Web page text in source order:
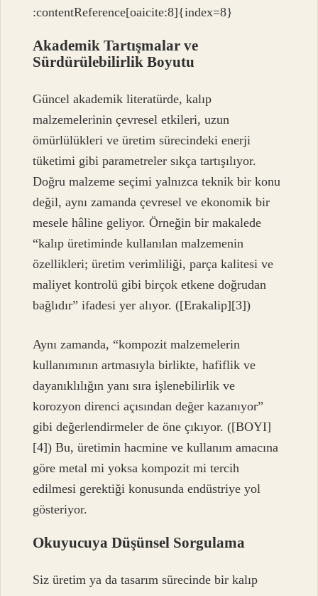
:contentReference[oaicite:8]{index=8}
Akademik Tartışmalar ve
Sürdürülebilirlik Boyutu
Güncel akademik literatürde, kalıp
malzemelerinin çevresel etkileri, uzun
ömürlülükleri ve üretim sürecindeki enerji
tüketimi gibi parametreler sıkça tartışılıyor.
Doğru malzeme seçimi yalnızca teknik bir konu
değil, aynı zamanda çevresel ve ekonomik bir
mesele hâline geliyor. Örneğin bir makalede
“kalıp üretiminde kullanılan malzemenin
özellikleri; üretim verimliliği, parça kalitesi ve
maliyet kontrolü gibi birçok etkene doğrudan
bağlıdır” ifadesi yer alıyor. ([Erakalip][3])
Aynı zamanda, “kompozit malzemelerin
kullanımının artmasıyla birlikte, hafiflik ve
dayanıklılığın yanı sıra işlenebilirlik ve
korozyon direnci açısından değer kazanıyor”
gibi değerlendirmeler de öne çıkıyor. ([BOYI]
[4]) Bu, üretimin hacmine ve kullanım amacına
göre metal mi yoksa kompozit mi tercih
edilmesi gerektiği konusunda endüstriye yol
gösteriyor.
Okuyucuya Düşünsel Sorgulama
Siz üretim ya da tasarım sürecinde bir kalıp